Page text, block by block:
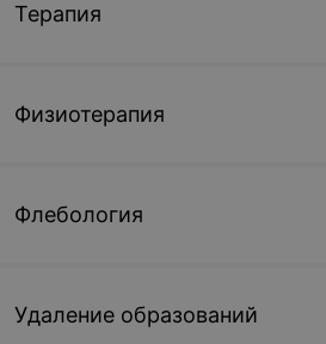
Терапия
Физиотерапия
Флебология
Удаление образований